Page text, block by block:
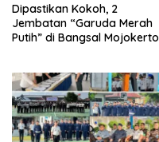
Dipastikan Kokoh, 2
Jembatan “Garuda Merah
Putih” di Bangsal Mojokerto